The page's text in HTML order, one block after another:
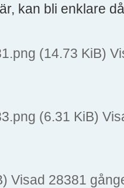
kan bli enklare
(14.73 KiB)
(6.31 KiB)
Visad 28381